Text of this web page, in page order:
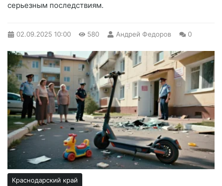
серьезным последствиям.
02.09.2025 10:00 580 Андрей Федоров 0
Краснодарский край